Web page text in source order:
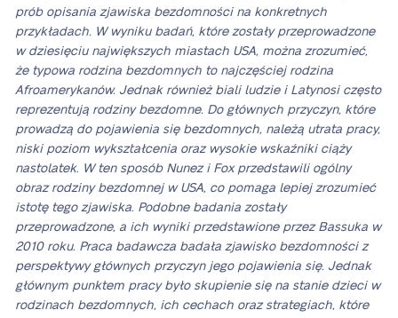
prób opisania zjawiska bezdomności na konkretnych
przykładach. W wyniku badań, które zostały przeprowadzone
w dziesięciu największych miastach USA, można zrozumieć,
że typowa rodzina bezdomnych to najczęściej rodzina
Afroamerykanów. Jednak również biali ludzie i Latynosi często
reprezentują rodziny bezdomne. Do głównych przyczyn, które
prowadzą do pojawienia się bezdomnych, należą utrata pracy,
niski poziom wykształcenia oraz wysokie wskaźniki ciąży
nastolatek. W ten sposób Nunez i Fox przedstawili ogólny
obraz rodziny bezdomnej w USA, co pomaga lepiej zrozumieć
istotę tego zjawiska. Podobne badania zostały
przeprowadzone, a ich wyniki przedstawione przez Bassuka w
2010 roku. Praca badawcza badała zjawisko bezdomności z
perspektywy głównych przyczyn jego pojawienia się. Jednak
głównym punktem pracy było skupienie się na stanie dzieci w
rodzinach bezdomnych, ich cechach oraz strategiach, które